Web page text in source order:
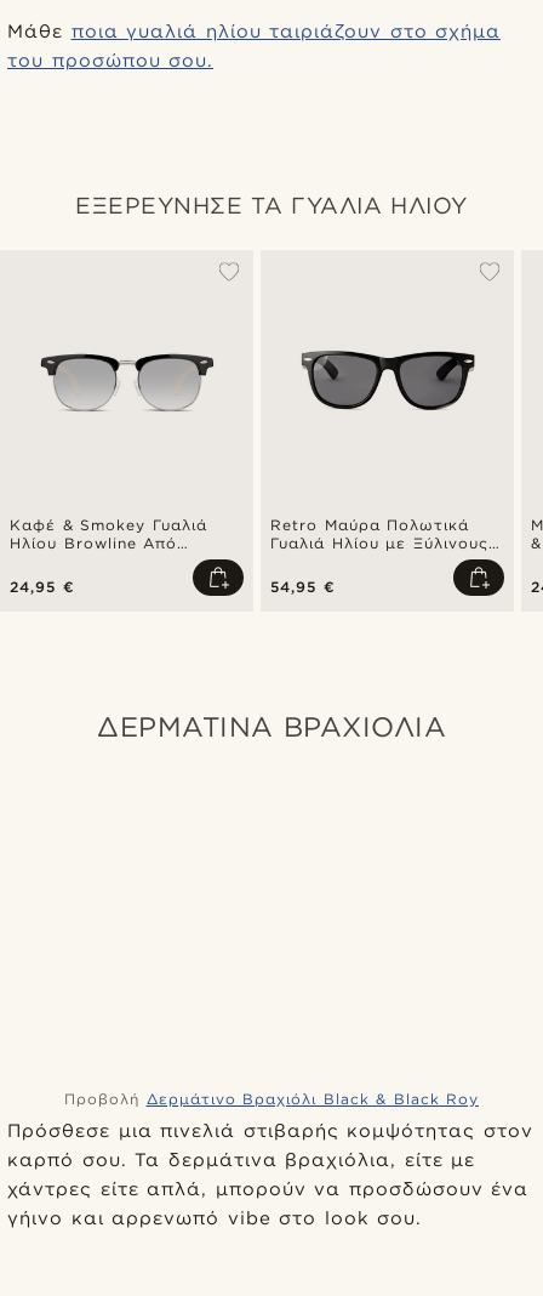
Μάθε ποια γυαλιά ηλίου ταιριάζουν στο σχήμα
του προσώπου σου.
ΕΞΕΡΕΥΝΗΣΕ ΤΑ ΓΥΑΛΙΑ ΗΛΙΟΥ
Καφέ & Smokey Γυαλιά
Ηλίου Browline Από
24,95 €
Retro Μαύρα Πολωτικά
Γυαλιά Ηλίου με Ξύλινους
54,95 €
ΔΕΡΜΑΤΙΝΑ ΒΡΑΧΙΟΛΙΑ
Προβολή Δερμάτινο Βραχιόλι Black & Black Roy
Πρόσθεσε μια πινελιά στιβαρής κομψότητας στον
καρπό σου. Τα δερμάτινα βραχιόλια, είτε με
χάντρες είτε απλά, μπορούν να προσδώσουν ένα
γήινο και αρρενωπό vibe στο look σου.